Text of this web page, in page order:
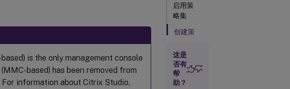
is the only management console
based) has been removed from
information about Citrix Studio,
启用策
略集
创建策
这是
否有
帮
助？